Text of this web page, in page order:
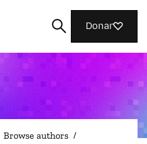
Donar
Browse authors /